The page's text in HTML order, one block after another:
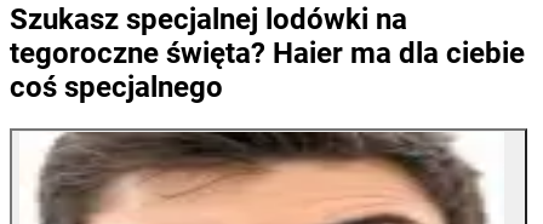
Szukasz specjalnej lodówki na
tegoroczne święta? Haier ma dla ciebie
coś specjalnego